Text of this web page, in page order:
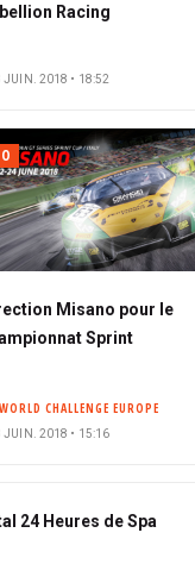
Racing
JUIN. 2018 • 18:52
Misano pour le
Sprint
CHALLENGE EUROPE
JUIN. 2018 • 15:16
24 Heures de Spa